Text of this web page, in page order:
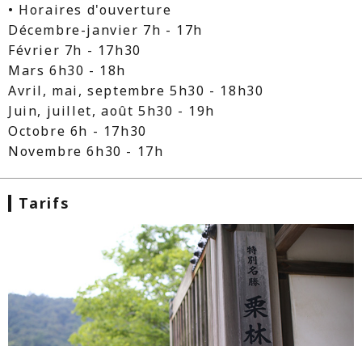
• Horaires d'ouverture
Décembre-janvier 7h - 17h
Février 7h - 17h30
Mars 6h30 - 18h
Avril, mai, septembre 5h30 - 18h30
Juin, juillet, août 5h30 - 19h
Octobre 6h - 17h30
Novembre 6h30 - 17h
Tarifs